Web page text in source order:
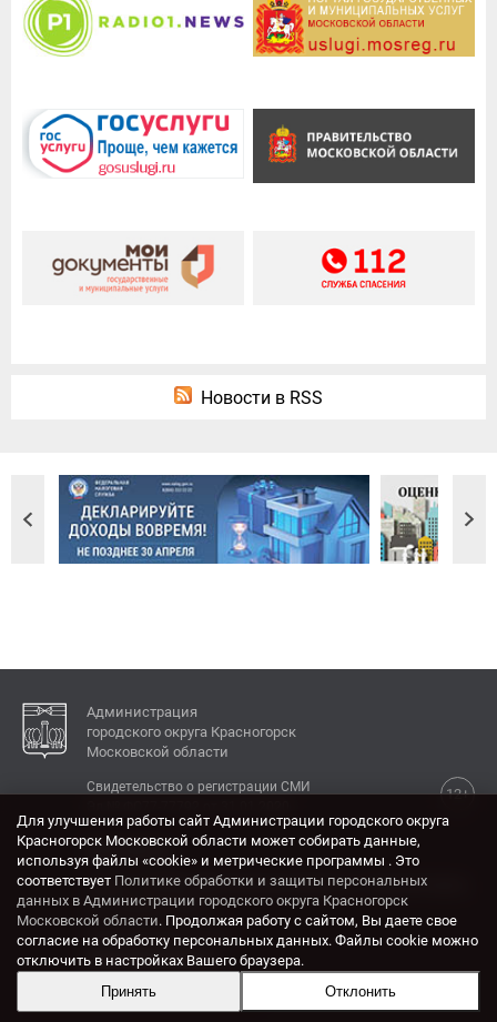
Новости в RSS
Администрация
городского округа Красногорск
Московской области
12+
Свидетельство о регистрации СМИ
КОНТАКТЫ
Адрес: 143404, Московская область, г. Красногорск,
ул. Ленина, дом 4.
Электронная почта:
krasrn@mosreg.ru
Разработка и поддержка сайта ADN
Для улучшения работы сайт Администрации городского округа
Красногорск Московской области может собирать данные,
используя файлы «cookie» и метрические программы . Это
соответствует Политике обработки и защиты персональных
данных в Администрации городского округа Красногорск
Московской области. Продолжая работу с сайтом, Вы даете свое
согласие на обработку персональных данных. Файлы cookie можно
отключить в настройках Вашего браузера.
Принять
Отклонить